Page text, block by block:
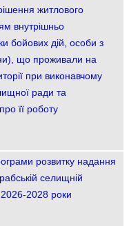
житлового
внутрішньо
бойових дій, особи з
що проживали на
при виконавчому
ради та
її роботу
розвитку надання
селищній
2026-2028 роки